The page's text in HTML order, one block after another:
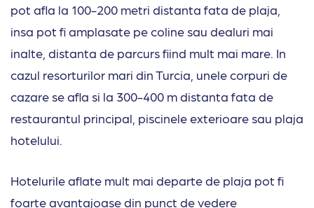
pot afla la 100-200 metri distanta fata de plaja,
insa pot fi amplasate pe coline sau dealuri mai
inalte, distanta de parcurs fiind mult mai mare. In
cazul resorturilor mari din Turcia, unele corpuri de
cazare se afla si la 300-400 m distanta fata de
restaurantul principal, piscinele exterioare sau plaja
hotelului.
Hotelurile aflate mult mai departe de plaja pot fi
foarte avantajoase din punct de vedere